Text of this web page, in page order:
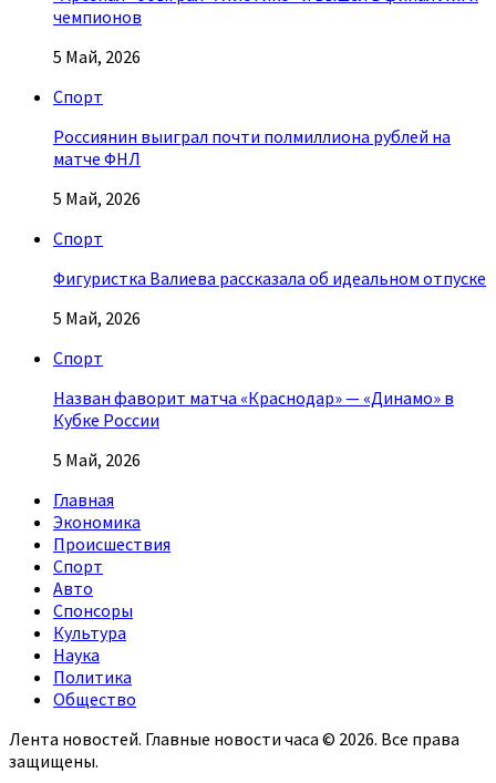
чемпионов
5 Май, 2026
Спорт
Россиянин выиграл почти полмиллиона рублей на
матче ФНЛ
5 Май, 2026
Спорт
Фигуристка Валиева рассказала об идеальном отпуске
5 Май, 2026
Спорт
Назван фаворит матча «Краснодар» — «Динамо» в
Кубке России
5 Май, 2026
Главная
Экономика
Происшествия
Спорт
Авто
Спонсоры
Культура
Наука
Политика
Общество
Лента новостей. Главные новости часа © 2026. Все права
защищены.